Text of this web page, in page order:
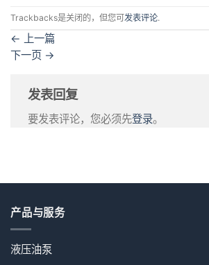
Trackbacks是关闭的，但您可发表评论.
← 上一篇
下一页 →
发表回复
要发表评论，您必须先登录。
产品与服务
液压油泵